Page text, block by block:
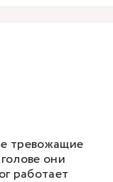
тревожащие
они
работает